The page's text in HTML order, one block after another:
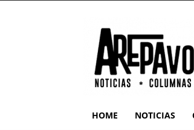
HOME NOTICIAS